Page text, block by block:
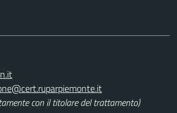
con il titolare del trattamento)